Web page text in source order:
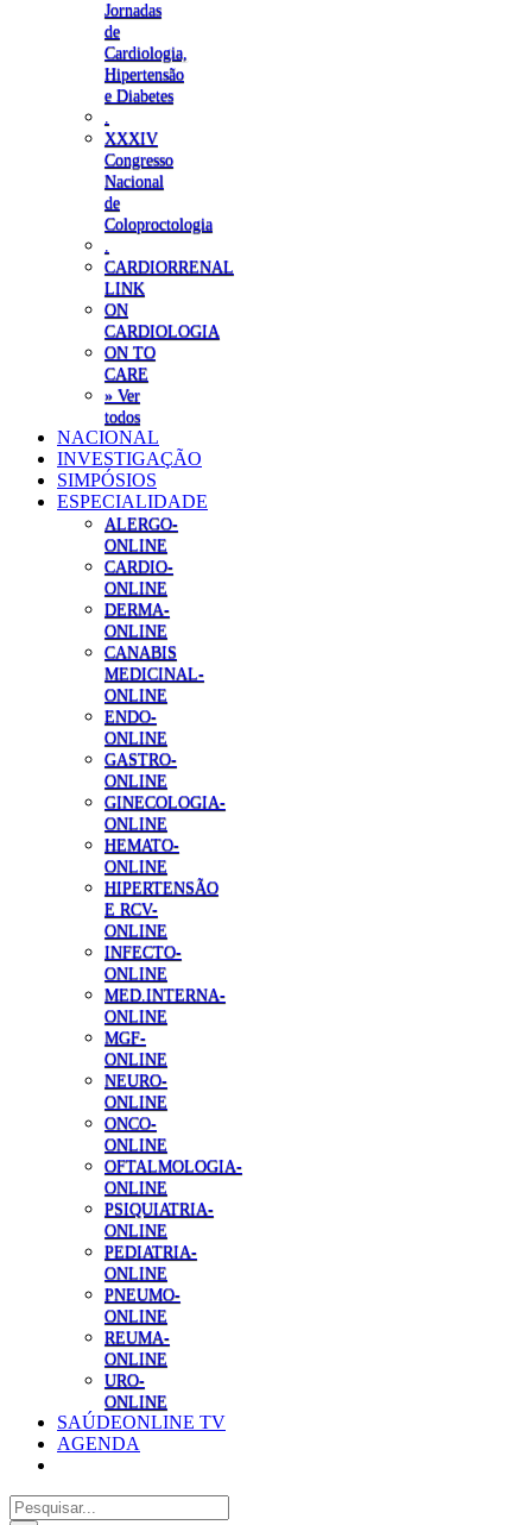
Jornadas
de
Cardiologia,
Hipertensão
e Diabetes
XXXIV
Congresso
Nacional
de
Coloproctologia
CARDIORRENAL
LINK
ON
CARDIOLOGIA
ON TO
CARE
» Ver
todos
NACIONAL
INVESTIGAÇÃO
SIMPÓSIOS
ESPECIALIDADE
ALERGO-
ONLINE
CARDIO-
ONLINE
DERMA-
ONLINE
CANABIS
MEDICINAL-
ONLINE
ENDO-
ONLINE
GASTRO-
ONLINE
GINECOLOGIA-
ONLINE
HEMATO-
ONLINE
HIPERTENSÃO
E RCV-
ONLINE
INFECTO-
ONLINE
MED.INTERNA-
ONLINE
MGF-
ONLINE
NEURO-
ONLINE
ONCO-
ONLINE
OFTALMOLOGIA-
ONLINE
PSIQUIATRIA-
ONLINE
PEDIATRIA-
ONLINE
PNEUMO-
ONLINE
REUMA-
ONLINE
URO-
ONLINE
SAÚDEONLINE TV
AGENDA
Pesquisar